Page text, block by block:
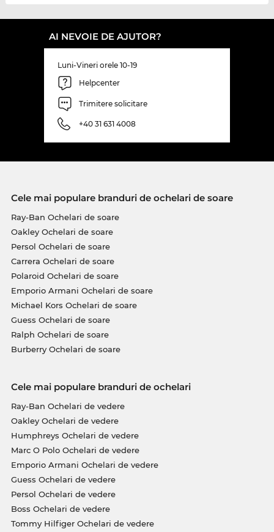
AI NEVOIE DE AJUTOR?
Luni-Vineri orele 10-19
Helpcenter
Trimitere solicitare
+40 31 631 4008
Cele mai populare branduri de ochelari de soare
Ray-Ban Ochelari de soare
Oakley Ochelari de soare
Persol Ochelari de soare
Carrera Ochelari de soare
Polaroid Ochelari de soare
Emporio Armani Ochelari de soare
Michael Kors Ochelari de soare
Guess Ochelari de soare
Ralph Ochelari de soare
Burberry Ochelari de soare
Cele mai populare branduri de ochelari
Ray-Ban Ochelari de vedere
Oakley Ochelari de vedere
Humphreys Ochelari de vedere
Marc O Polo Ochelari de vedere
Emporio Armani Ochelari de vedere
Guess Ochelari de vedere
Persol Ochelari de vedere
Boss Ochelari de vedere
Tommy Hilfiger Ochelari de vedere